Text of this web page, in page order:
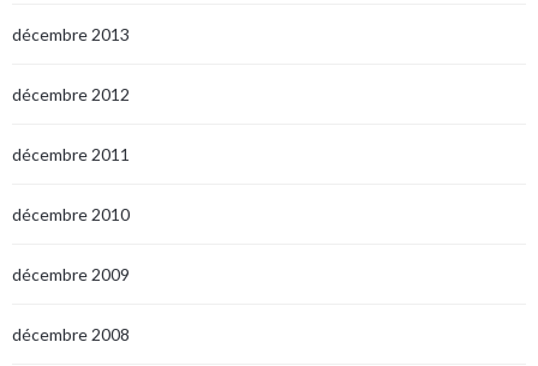
décembre 2013
décembre 2012
décembre 2011
décembre 2010
décembre 2009
décembre 2008